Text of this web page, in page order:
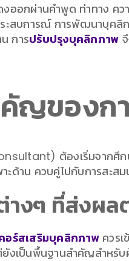
อกผ่านคำพูด ท่าทาง ค
สบการณ์ การพัฒนาบุคลิ
การปรับปรุงบุคลิกภาพ
คัญของ
ต้องเริ่มจากศึก
ด้าน ควบคู่ไปกับการสะส
างๆ ที่ส่งผ
อร์สเสริมบุคลิกภาพควรเ
เป็นพื้นฐานสำคัญสำหรั